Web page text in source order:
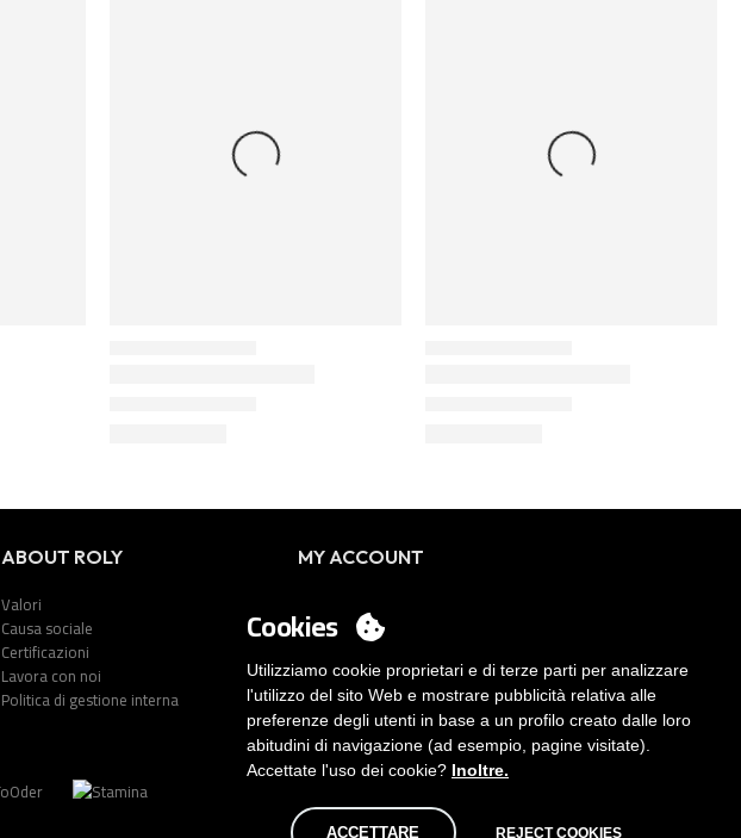
ABOUT ROLY
Valori
Causa sociale
Certificazioni
Lavora con noi
Politica di gestione interna
MY ACCOUNT
Vuoi essere cliente?
Cookies
Utilizziamo cookie proprietari e di terze parti per analizzare
l'utilizzo del sito Web e mostrare pubblicità relativa alle
preferenze degli utenti in base a un profilo creato dalle loro
abitudini di navigazione (ad esempio, pagine visitate).
Accettate l'uso dei cookie? Inoltre.
ACCETTARE REJECT COOKIES